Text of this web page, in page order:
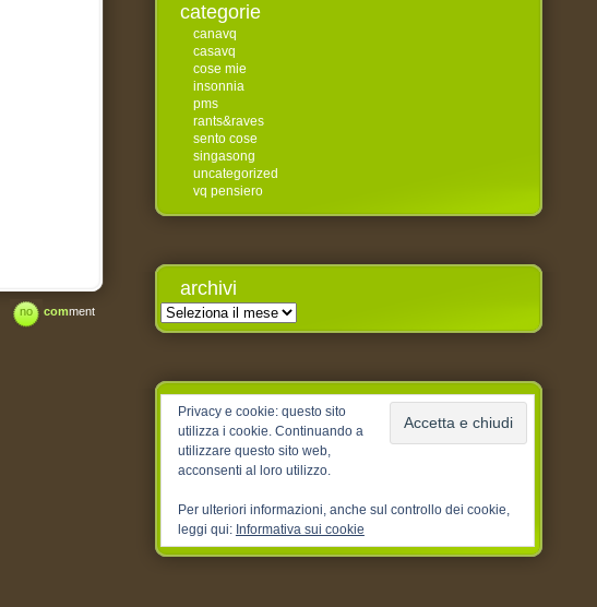
no comment
categorie
canavq
casavq
cose mie
insonnia
pms
rants&raves
sento cose
singasong
uncategorized
vq pensiero
archivi
Archivi
Privacy e cookie: questo sito
utilizza i cookie. Continuando a
utilizzare questo sito web,
acconsenti al loro utilizzo.
Per ulteriori informazioni, anche sul controllo dei cookie,
leggi qui: Informativa sui cookie